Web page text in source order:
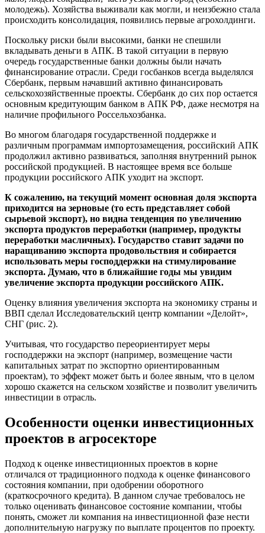
молодежь). Хозяйства выживали как могли, и неизбежно стала
происходить консолидация, появились первые агрохолдинги.
Поскольку риски были высокими, банки не спешили
вкладывать деньги в АПК. В такой ситуации в первую
очередь государственные банки должны были начать
финансирование отрасли. Среди госбанков всегда выделялся
Сбербанк, первым начавший активно финансировать
сельскохозяйственные проекты. Сбербанк до сих пор остается
основным кредитующим банком в АПК РФ, даже несмотря на
наличие профильного Россельхозбанка.
Во многом благодаря государственной поддержке и
различным программам импортозамещения, российский АПК
продолжил активно развиваться, заполняя внутренний рынок
российской продукцией. В настоящее время все больше
продукции российского АПК уходит на экспорт.
К сожалению, на текущий момент основная доля экспорта
приходится на зерновые (то есть представляет собой
сырьевой экспорт), но видна тенденция по увеличению
экспорта продуктов переработки (например, продукты
переработки масличных). Государство ставит задачи по
наращиванию экспорта продовольствия и собирается
использовать меры господдержки на стимулирование
экспорта. Думаю, что в ближайшие годы мы увидим
увеличение экспорта продукции российского АПК.
Оценку влияния увеличения экспорта на экономику страны и
ВВП сделал Исследовательский центр компании «Делойт»,
СНГ (рис. 2).
Учитывая, что государство переориентирует меры
господдержки на экспорт (например, возмещение части
капитальных затрат по экспортно ориентированным
проектам), то эффект может быть и более явным, что в целом
хорошо скажется на сельском хозяйстве и позволит увеличить
инвестиции в отрасль.
Особенности оценки инвестиционных
проектов в агросекторе
Подход к оценке инвестиционных проектов в корне
отличался от традиционного подхода к оценке финансового
состояния компании, при одобрении оборотного
(краткосрочного кредита). В данном случае требовалось не
только оценивать финансовое состояние компании, чтобы
понять, сможет ли компания на инвестиционной фазе нести
дополнительную нагрузку по выплате процентов по проекту.